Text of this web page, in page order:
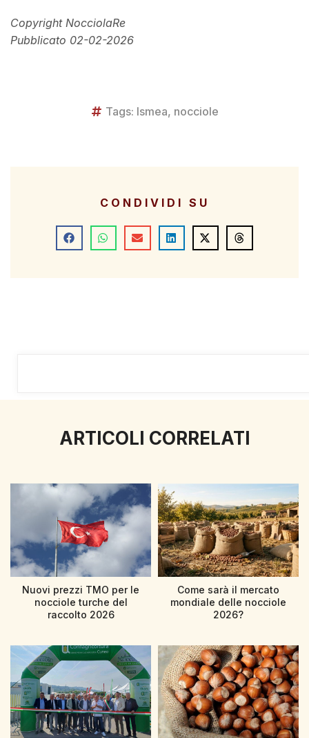
Copyright NocciolaRe
Pubblicato 02-02-2026
Tags: Ismea, nocciole
CONDIVIDI SU
ARTICOLI CORRELATI
Nuovi prezzi TMO per le
nocciole turche del
raccolto 2026
Come sarà il mercato
mondiale delle nocciole
2026?